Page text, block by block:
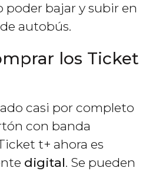
poder bajar y subir en
autobús.
los Ticket
casi por completo
con banda
t+ ahora es
digital. Se pueden